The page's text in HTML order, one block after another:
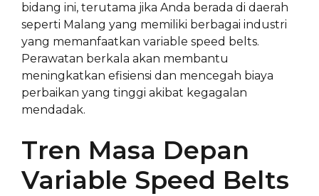
bidang ini, terutama jika Anda berada di daerah
seperti Malang yang memiliki berbagai industri
yang memanfaatkan variable speed belts.
Perawatan berkala akan membantu
meningkatkan efisiensi dan mencegah biaya
perbaikan yang tinggi akibat kegagalan
mendadak.
Tren Masa Depan
Variable Speed Belts